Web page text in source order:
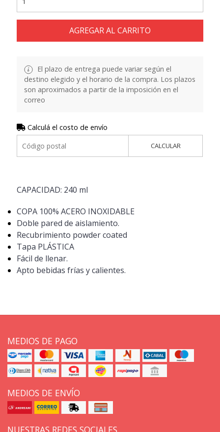
AGREGAR AL CARRITO
El plazo de entrega puede variar según el
destino elegido y el horario de la compra. Los plazos
son aproximados a partir de la imposición en el
correo
Calculá el costo de envío
CALCULAR
CAPACIDAD: 240 ml
COPA 100% ACERO INOXIDABLE
Doble pared de aislamiento.
Recubrimiento powder coated
Tapa PLÁSTICA
Fácil de llenar.
Apto bebidas frías y calientes.
MEDIOS DE PAGO
MEDIOS DE ENVÍO
NUESTRAS REDES SOCIALES